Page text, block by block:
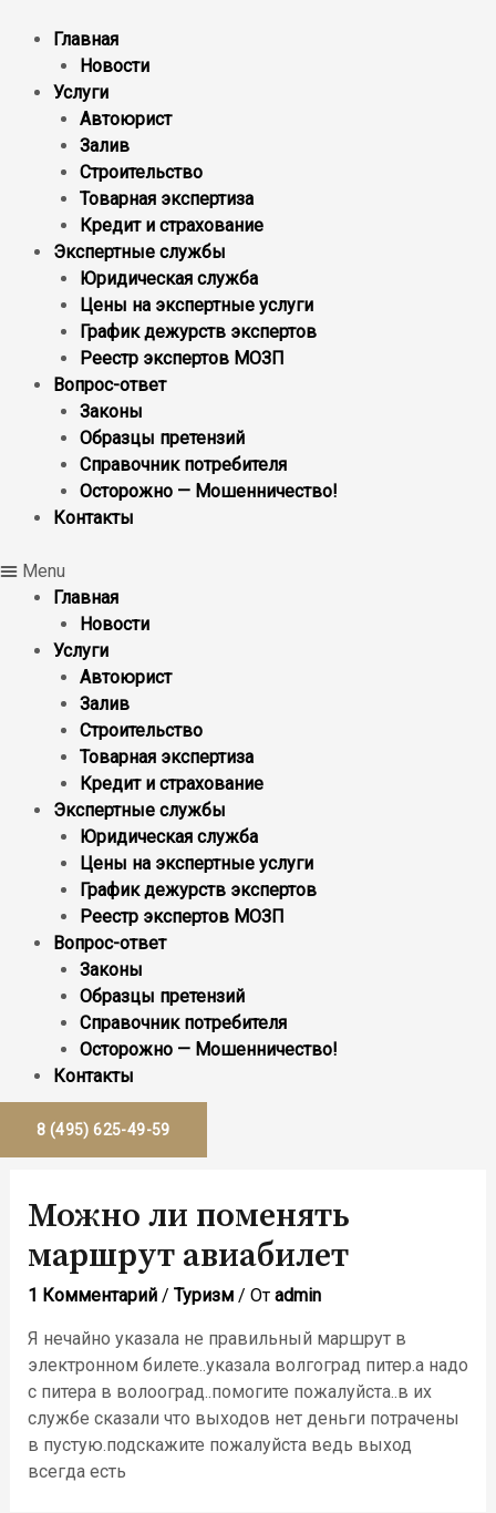
Главная
Новости
Услуги
Автоюрист
Залив
Строительство
Товарная экспертиза
Кредит и страхование
Экспертные службы
Юридическая служба
Цены на экспертные услуги
График дежурств экспертов
Реестр экcпертов МОЗП
Вопрос-ответ
Законы
Образцы претензий
Справочник потребителя
Осторожно — Мошенничество!
Контакты
Menu
Главная
Новости
Услуги
Автоюрист
Залив
Строительство
Товарная экспертиза
Кредит и страхование
Экспертные службы
Юридическая служба
Цены на экспертные услуги
График дежурств экспертов
Реестр экcпертов МОЗП
Вопрос-ответ
Законы
Образцы претензий
Справочник потребителя
Осторожно — Мошенничество!
Контакты
8 (495) 625-49-59
Можно ли поменять
маршрут авиабилет
1 Комментарий / Туризм/ От admin
Я нечайно указала не правильный маршрут в
электронном билете..указала волгоград питер.а надо
с питера в волооград..помогите пожалуйста..в их
службе сказали что выходов нет деньги потрачены
в пустую.подскажите пожалуйста ведь выход
всегда есть